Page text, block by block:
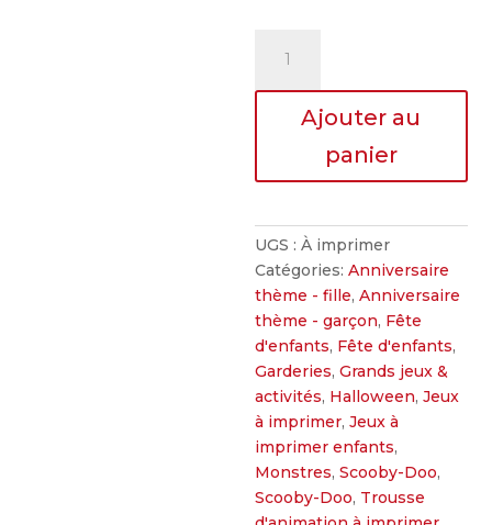
Animation
thème
monstres
Ajouter au
panier
UGS :À imprimer
Catégories:Anniversaire
thème - fille,Anniversaire
thème - garçon, Fête
d'enfants, Fête d'enfants,
Garderies,Grands jeux &
activités, Halloween,Jeux
à imprimer,Jeux à
imprimer enfants,
Monstres,Scooby-Doo,
Scooby-Doo, Trousse